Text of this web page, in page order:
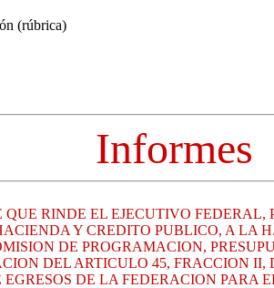
(rúbrica)
Informes
QUE RINDE EL EJECUTIVO FEDERAL,
Y CREDITO PUBLICO, A LA
DE PROGRAMACION,
DEL ARTICULO 45, FRACCION II,
EGRESOS DE LA FEDERACION PARA